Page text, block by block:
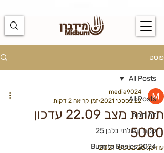
פוסט
All Posts
דף הבית
קסם קהילתי בלבן 25
Burn to Basics 2024
All Posts
תמונת מצב 22.09 עדכון
5000
media9024
22 בספט׳ 2021
זמן קריאה 2 דקות
עודכן:26 בספט׳ 2021